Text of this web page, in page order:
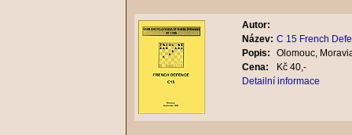
Autor:
Název: C 15 French
Popis:
Olomouc,
Cena:
Kč 40,-
Detailní informace